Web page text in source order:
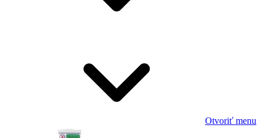
Otvoriť menu
Powered by chaterimo